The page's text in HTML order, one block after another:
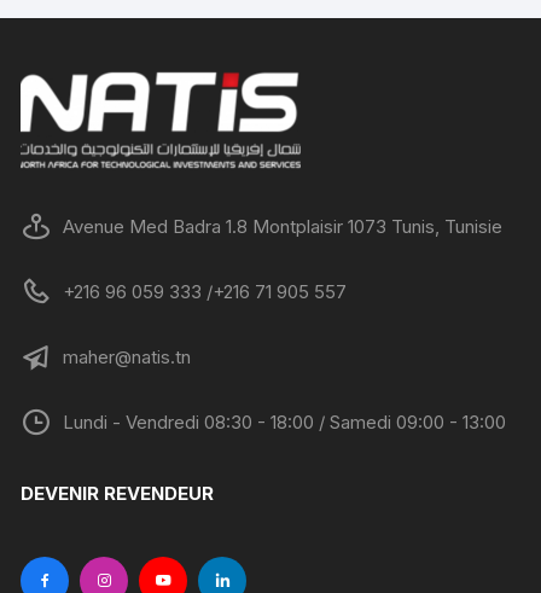
Avenue Med Badra 1.8 Montplaisir 1073 Tunis, Tunisie
+216 96 059 333 /+216 71 905 557
maher@natis.tn
Lundi - Vendredi 08:30 - 18:00 / Samedi 09:00 - 13:00
DEVENIR REVENDEUR